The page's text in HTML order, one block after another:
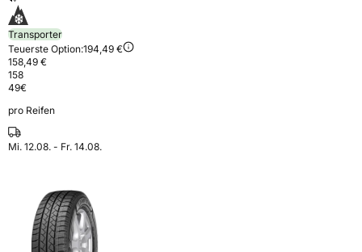
Transporter
Teuerste Option:194,49 €
158,49 €
158
49€
pro Reifen
Mi. 12.08. - Fr. 14.08.